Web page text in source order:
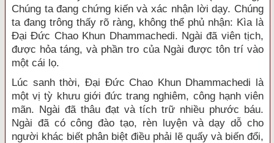
Chúng ta đang chứng kiến và xác nhận lời dạy. Chúng
ta đang trông thấy rõ ràng, không thể phủ nhận: Kìa là
Ðại Ðức Chao Khun Dhammachedi. Ngài đã viên tịch,
được hỏa táng, và phần tro của Ngài được tôn trí vào
một cái lọ.
Lúc sanh thời, Ðại Ðức Chao Khun Dhammachedi là
một vị tỳ khưu giới đức trang nghiêm, công hạnh viên
mãn. Ngài đã thâu đạt và tích trữ nhiều phước báu.
Ngài đã có công đào tạo, rèn luyện và dạy dỗ cho
người khác biết phân biệt điều phải lẽ quấy và biến đổi,